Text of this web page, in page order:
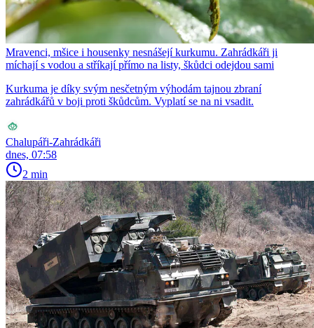
Mravenci, mšice i housenky nesnášejí kurkumu. Zahrádkáři ji
míchají s vodou a stříkají přímo na listy, škůdci odejdou sami
Kurkuma je díky svým nesčetným výhodám tajnou zbraní
zahrádkářů v boji proti škůdcům. Vyplatí se na ni vsadit.
Chalupáři-Zahrádkáři
dnes, 07:58
2 min